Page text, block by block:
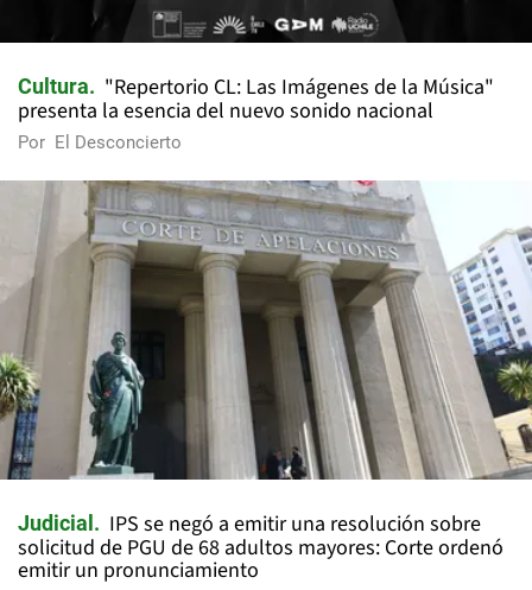
Cultura
"Repertorio CL: Las Imágenes de la Música"
presenta la esencia del nuevo sonido nacional
Por El Desconcierto
Judicial
IPS se negó a emitir una resolución sobre
solicitud de PGU de 68 adultos mayores: Corte ordenó
emitir un pronunciamiento